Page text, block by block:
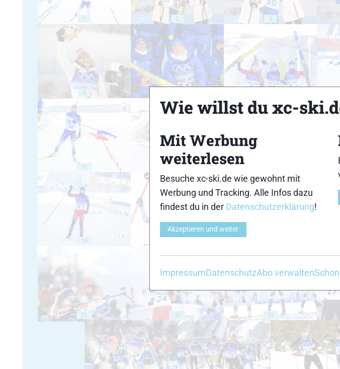
1 2 3
6
11 12
16
21 22 23
Wie willst du xc-
Mit Werbung
weiterlesen
Besuche xc-ski.de wie gewohnt mit
Werbung und Tracking. Alle Infos dazu
findest du in der Datenschutzerklärung!
Akzeptieren und weiter
ImpressumDatenschutzAbo verwalten